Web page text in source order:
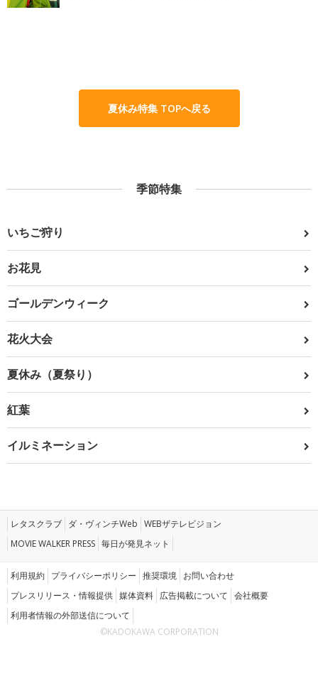
夏休み特集 TOPへ戻る
季節特集
いちご狩り
お花見
ゴールデンウィーク
花火大会
夏休み（夏祭り）
紅葉
イルミネーション
レタスクラブ ダ・ヴィンチWeb WEBザテレビジョン
MOVIE WALKER PRESS 毎日が発見ネット
利用規約 プライバシーポリシー 推奨環境 お問い合わせ
プレスリリース・情報提供 媒体資料 広告掲載について 会社概要
利用者情報の外部送信について
©KADOKAWA CORPORATION